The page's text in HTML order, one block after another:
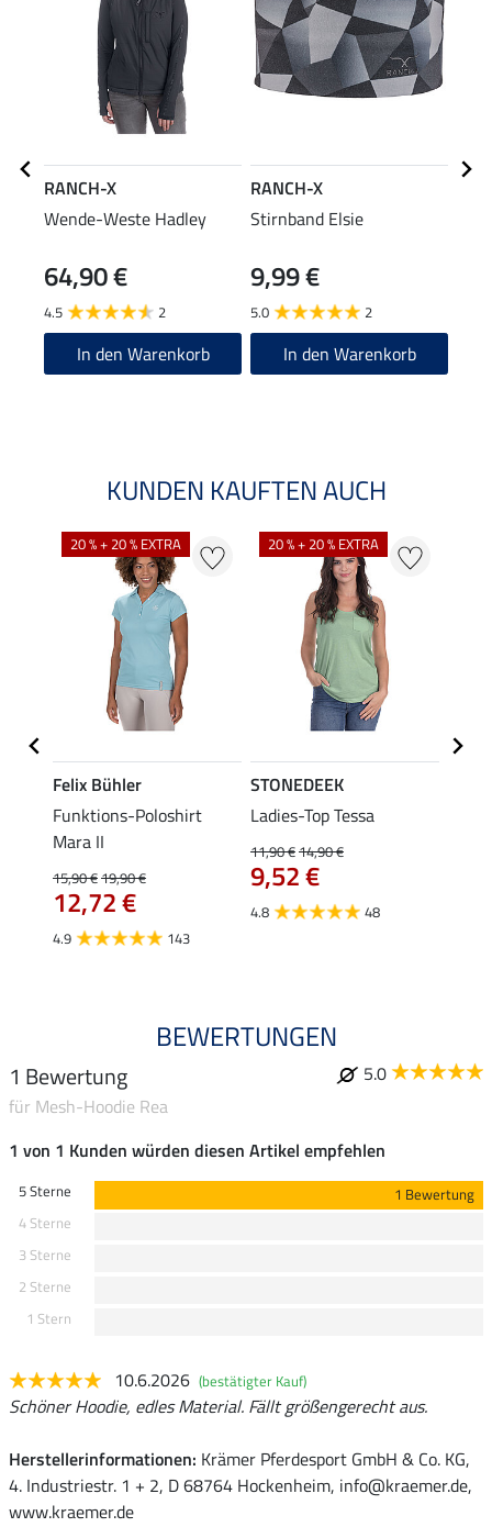
RANCH-X
Wende-Weste Hadley
64,90 €
4.5 2
In den Warenkorb
RANCH-X
Stirnband Elsie
9,99 €
5.0 2
In den Warenkorb
KUNDEN KAUFTEN AUCH
20 % + 20 % EXTRA
Felix Bühler
Funktions-Poloshirt
Mara II
15,90 €19,90 €
12,72 €
4.9 143
20 % + 20 % EXTRA
STONEDEEK
Ladies-Top Tessa
11,90 €14,90 €
9,52 €
4.8 48
BEWERTUNGEN
1 Bewertung
5.0
für Mesh-Hoodie Rea
1 von 1 Kunden würden diesen Artikel empfehlen
5 Sterne
1 Bewertung
4 Sterne
3 Sterne
2 Sterne
1 Stern
10.6.2026 (bestätigter Kauf)
Schöner Hoodie, edles Material. Fällt größengerecht aus.
Herstellerinformationen: Krämer Pferdesport GmbH & Co. KG,
4. Industriestr. 1 + 2, D 68764 Hockenheim, info@kraemer.de,
www.kraemer.de